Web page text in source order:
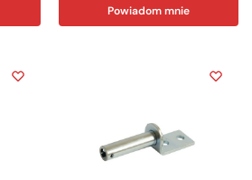
Powiadom mnie